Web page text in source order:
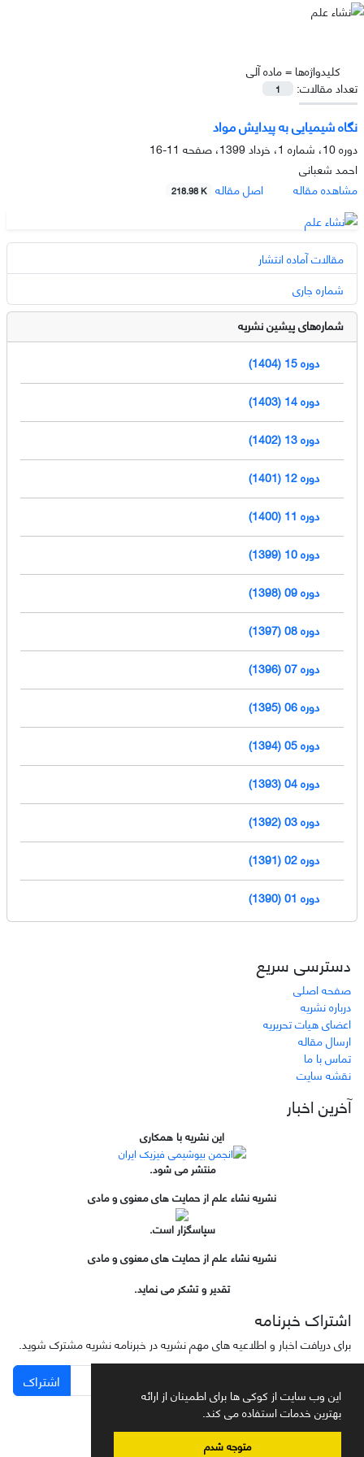
این وب سایت از کوکی ها برای اطمینان از ارائه
بهترین خدمات استفاده می کند.
متوجه شدم
کلیدواژه‌ها =ماده آلی
تعداد مقالات:
1
نگاه شیمیایی به پیدایش مواد
دوره 10، شماره 1، خرداد 1399، صفحه
11-16
احمد شعبانی
مشاهده مقاله
اصل مقاله 218.98 K
مقالات آماده انتشار
شماره جاری
شماره‌های پیشین نشریه
دوره 15 (1404)
دوره 14 (1403)
دوره 13 (1402)
دوره 12 (1401)
دوره 11 (1400)
دوره 10 (1399)
دوره 09 (1398)
دوره 08 (1397)
دوره 07 (1396)
دوره 06 (1395)
دوره 05 (1394)
دوره 04 (1393)
دوره 03 (1392)
دوره 02 (1391)
دوره 01 (1390)
دسترسی سریع
صفحه اصلی
درباره نشریه
اعضای هیات تحریریه
ارسال مقاله
تماس با ما
نقشه سایت
آخرین اخبار
این نشریه با همکاری
منتشر می شود.
نشریه نشاء علم از حمایت های معنوی و مادی
سپاسگزار است.
نشریه نشاء علم از حمایت های معنوی و مادی
تقدیر و تشکر می نماید.
اشتراک خبرنامه
برای دریافت اخبار و اطلاعیه های مهم نشریه در خبرنامه نشریه مشترک شوید.
اشتراک